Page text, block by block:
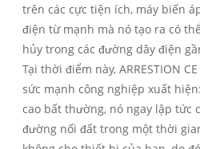
trên các cực tiện ích, máy biến
điện từ mạnh mà nó tạo ra có
hủy trong các đường dây điện
Tại thời điểm này, ARRESTION
sức mạnh công nghiệp xuất
cao bất thường, nó ngay lập tức
đường nối đất trong một thời